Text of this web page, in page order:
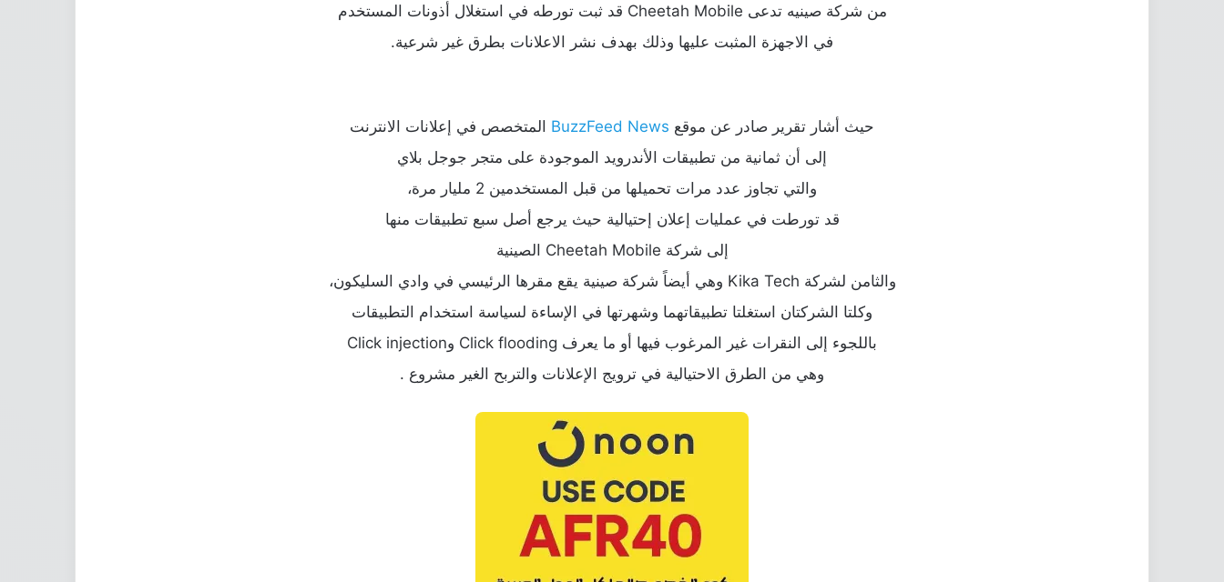
من شركة صينيه تدعى Cheetah Mobile قد ثبت تورطه في استغلال أذونات المستخدم
في الاجهزة المثبت عليها وذلك بهدف نشر الاعلانات بطرق غير شرعية.
حيث أشار تقرير صادر عن موقع BuzzFeed News المتخصص في إعلانات الانترنت
إلى أن ثمانية من تطبيقات الأندرويد الموجودة على متجر جوجل بلاي
والتي تجاوز عدد مرات تحميلها من قبل المستخدمين 2 مليار مرة،
قد تورطت في عمليات إعلان إحتيالية حيث يرجع أصل سبع تطبيقات منها
إلى شركة Cheetah Mobile الصينية
والثامن لشركة Kika Tech وهي أيضاً شركة صينية يقع مقرها الرئيسي في وادي السليكون،
وكلتا الشركتان استغلتا تطبيقاتهما وشهرتها في الإساءة لسياسة استخدام التطبيقات
باللجوء إلى النقرات غير المرغوب فيها أو ما يعرف Click flooding وClick injection
وهي من الطرق الاحتيالية في ترويج الإعلانات والتربح الغير مشروع .